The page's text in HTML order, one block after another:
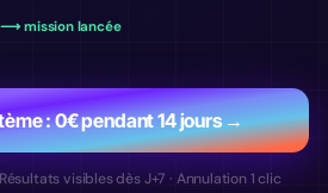
⟶ mission lancée
: 0€ pendant 14 jours →
visibles dès J+7 · Annulation 1 clic